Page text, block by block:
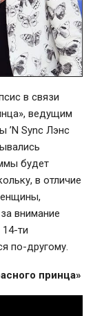
в связи
ведущим
’N Sync Лэнс
будет
в отличие
внимание
14-ти
по-другому.
принца»